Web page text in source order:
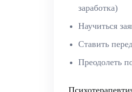
заработка)
Научиться
Ставить
Преодолеть